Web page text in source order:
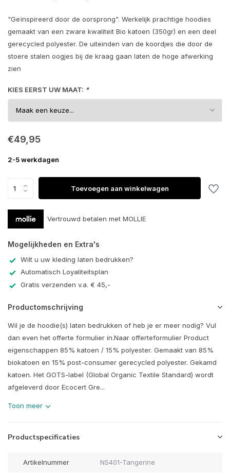
"Geïnspireerd door de oorsprong". Werkelijk prachtige hoodies
gemaakt van een zware kwaliteit Bio katoen (350gr) en een deel
gerecycled polyester. De uiteinden van de koordjes die door de
stoere stalen oogjes bij de kraag gaan laten de hoge afwerking
zien
KIES EERST UW MAAT: *
€49,95
2-5 werkdagen
Toevoegen aan winkelwagen
Vertrouwd betalen met MOLLIE
Mogelijkheden en Extra's
Wilt u uw kleding laten bedrukken?
Automatisch Loyaliteitsplan
Gratis verzenden v.a. € 45,-
Productomschrijving
Wil je de hoodie(s) laten bedrukken of heb je er meer nodig? Vul
dan even het offerte formulier in.Naar offerteformulier Product
eigenschappen 85% katoen / 15% polyester. Gemaakt van 85%
biokatoen en 15% post-consumer gerecycled polyester. Gekamd
katoen. Het GOTS-label (Global Organic Textile Standard) wordt
afgeleverd door Ecocert Gre...
Toon meer
Productspecificaties
Artikelnummer NS401-Tangerine